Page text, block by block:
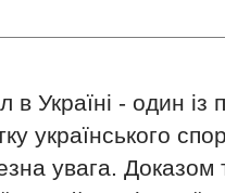
в Україні - один із
українського
увага. Доказом